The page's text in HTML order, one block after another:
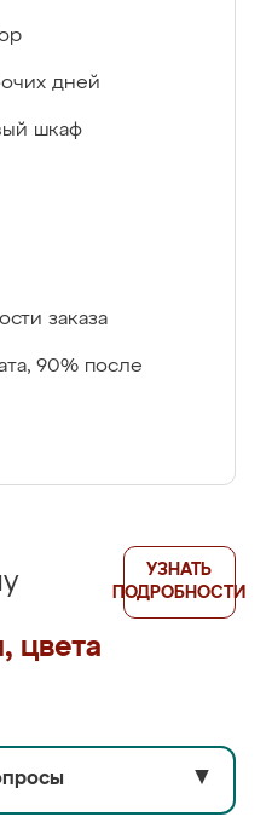
дней
шкаф
заказа
90% после
цвета
УЗНАТЬ
ПОДРОБНОСТИ
▼